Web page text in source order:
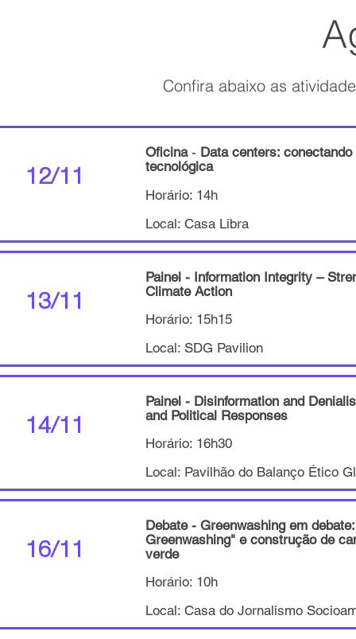
Confira abaixo as
12/11
Oficina - Data centers:
tecnológica
Horário: 14h
Local: Casa Libra
13/11
Painel - Information Integrity –
Climate Action
Horário: 15h15
Local: SDG Pavilion
14/11
Painel - Disinformation and
and Political Responses
Horário: 16h30
Local: Pavilhão do Balanço Ético
16/11
Debate - Greenwashing em
Greenwashing" e construção de
verde
Horário: 10h
Local: Casa do Jornalismo